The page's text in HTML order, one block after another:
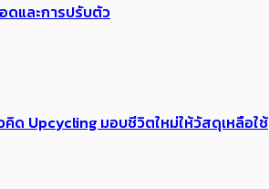
ดและการปรับตัว
คิด Upcycling มอบชีวิตใหม่ให้วัสดุเหลือใช้